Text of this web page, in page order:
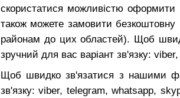
скористатися можливістю оформити
також можете замовити безкоштовну
районам до цих областей). Щоб
зручний для вас варіант зв'язку:
Щоб швидко зв'язатися з нашими
зв'язку: viber, telegram, whatsapp,